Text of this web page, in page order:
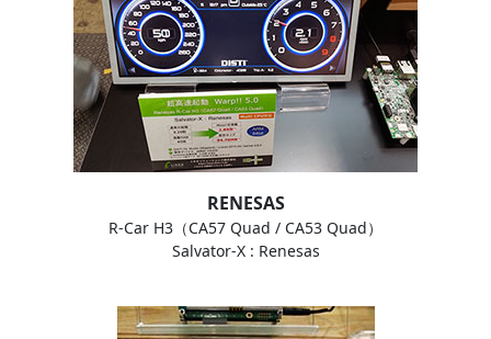
RENESAS
R-Car H3（CA57 Quad / CA53 Quad）
Salvator-X : Renesas